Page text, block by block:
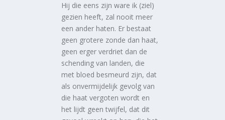
Hij die eens zijn ware ik (ziel)
gezien heeft, zal nooit meer
een ander haten. Er bestaat
geen grotere zonde dan haat,
geen erger verdriet dan de
schending van landen, die
met bloed besmeurd zijn, dat
als onvermijdelijk gevolg van
die haat vergoten wordt en
het lijdt geen twijfel, dat dit